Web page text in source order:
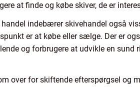
at finde og købe skiver, de er
indebærer skivehandel også
er at købe eller sælge. Der er
og forbrugere at udvikle en
over for skiftende efterspørgsel og